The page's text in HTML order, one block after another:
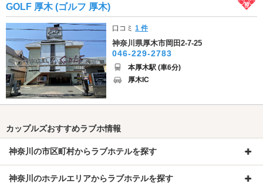
GOLF 厚木 (ゴルフ 厚木)
口コミ1 件
神奈川県厚木市岡田2-7-25
046-229-2783
本厚木駅 (車6分)
厚木IC
カップルズおすすめラブホ情報
神奈川の市区町村からラブホテルを探す
神奈川のホテルエリアからラブホテルを探す